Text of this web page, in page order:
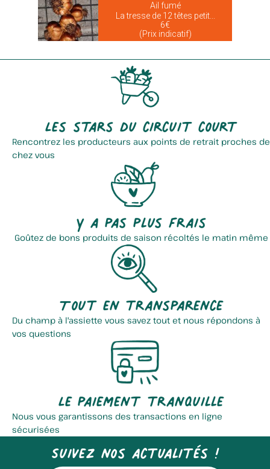
Ail fumé
La tresse de 12 têtes petit...
6€
(Prix indicatif)
Les stars du circuit court
Rencontrez les producteurs aux points de retrait proches de
chez vous
Y a pas plus frais
Goûtez de bons produits de saison récoltés le matin même
Tout en transparence
Du champ à l'assiette vous savez tout et nous répondons à
vos questions
Le paiement tranquille
Nous vous garantissons des transactions en ligne
sécurisées
Suivez nos actualités !